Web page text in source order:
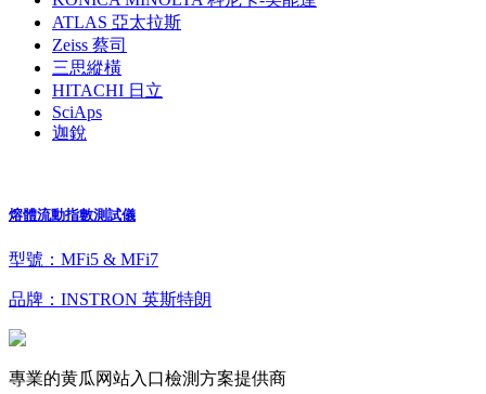
ATLAS 亞太拉斯
Zeiss 蔡司
三思縱橫
HITACHI 日立
SciAps
迦銳
熔體流動指數測試儀
型號：MFi5 & MFi7
品牌：INSTRON 英斯特朗
專業的黄瓜网站入口檢測方案提供商